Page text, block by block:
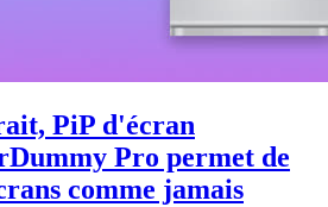
PiP d'écran
Pro permet de
comme jamais